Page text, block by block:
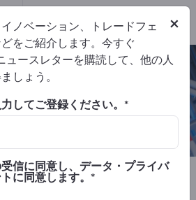
GmbH
ドイツ
Website
DIN EN ISO 9001:2008
×
ノベーション、トレードフェ
をご紹介します。今すぐ
ュースレターを購読して、他の人
しょう。
してご登録ください。
信に同意し、データ・プライバ
に同意します。